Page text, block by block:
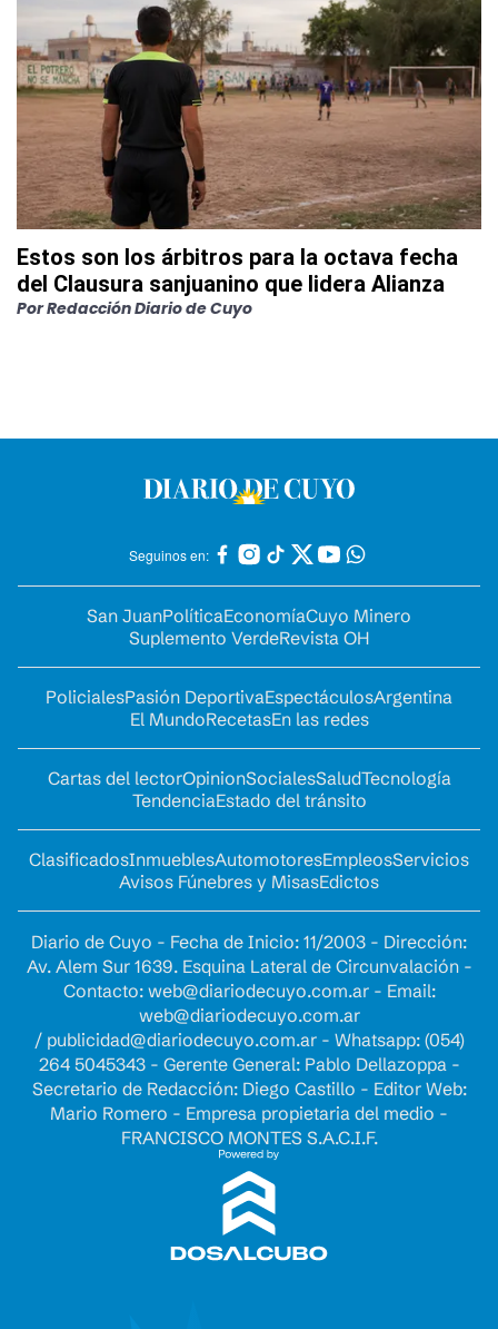
Estos son los árbitros para la octava fecha
del Clausura sanjuanino que lidera Alianza
PorRedacción Diario de Cuyo
Seguinos en:
San JuanPolíticaEconomíaCuyo Minero
Suplemento VerdeRevista OH
PolicialesPasión DeportivaEspectáculosArgentina
El MundoRecetasEn las redes
Cartas del lectorOpinionSocialesSaludTecnología
TendenciaEstado del tránsito
ClasificadosInmueblesAutomotoresEmpleosServicios
Avisos Fúnebres y MisasEdictos
Diario de Cuyo - Fecha de Inicio: 11/2003 - Dirección:
Av. Alem Sur 1639. Esquina Lateral de Circunvalación -
Contacto: web@diariodecuyo.com.ar- Email:
web@diariodecuyo.com.ar
/ publicidad@diariodecuyo.com.ar- Whatsapp: (054)
264 5045343 - Gerente General: Pablo Dellazoppa -
Secretario de Redacción: Diego Castillo - Editor Web:
Mario Romero - Empresa propietaria del medio -
FRANCISCO MONTES S.A.C.I.F.